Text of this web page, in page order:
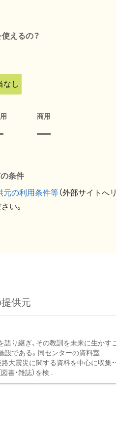
えるの？
なし
商用
条件
元の利用条件等（外部サイトへ
い。
供元
語り継ぎ、その教訓を未来に生かす
設である。同センターの資料室
大震災に関する資料を中心に収集
書・雑誌）を検...